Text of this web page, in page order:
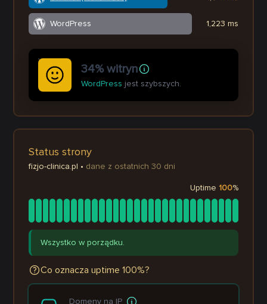
WordPress 1,223 ms
34% witryn
WordPress jest szybszych.
Status strony
fizjo-clinica.pl • dane z ostatnich 30 dni
Uptime 100%
Wszystko w porządku.
Co oznacza uptime 100%?
Domeny na IP